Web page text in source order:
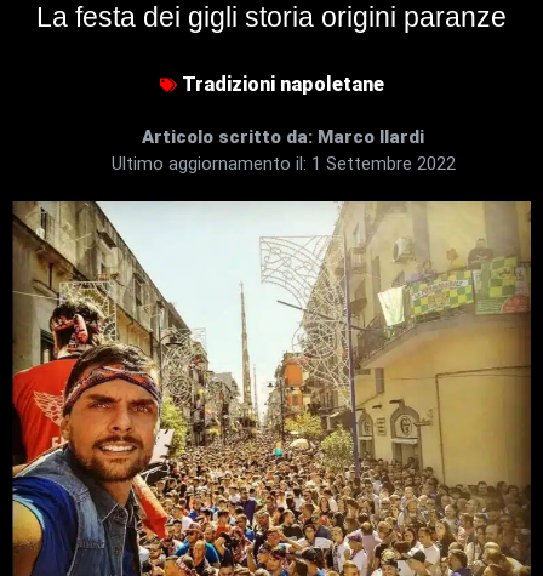
La festa dei gigli storia origini paranze
Tradizioni napoletane
Articolo scritto da: Marco Ilardi
Ultimo aggiornamento il: 1 Settembre 2022